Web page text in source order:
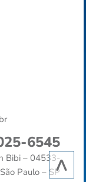
^
6545
Bibi – 04533-
Paulo – SP